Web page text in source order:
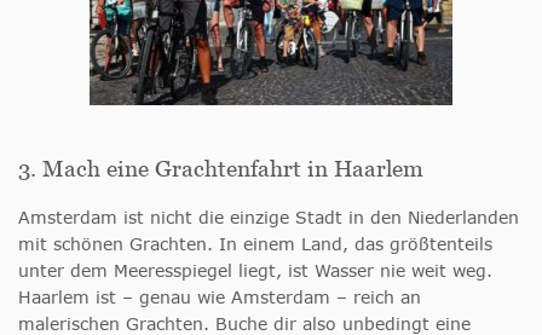
3. Mach eine Grachtenfahrt in Haarlem
Amsterdam ist nicht die einzige Stadt in den Niederlanden
mit schönen Grachten. In einem Land, das größtenteils
unter dem Meeresspiegel liegt, ist Wasser nie weit weg.
Haarlem ist – genau wie Amsterdam – reich an
malerischen Grachten. Buche dir also unbedingt eine